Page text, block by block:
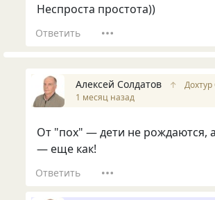
Неспроста простота))
Ответить
Алексей Солдатов ↑
1 месяц назад
От "пох" — дети не рождаются,
— еще как!
Ответить